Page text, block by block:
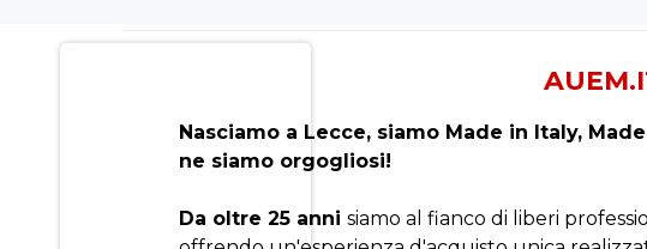
Nasciamo a Lecce, siamo Made in Italy,
ne siamo orgogliosi!
Da oltre 25 annisiamo al fianco di liberi